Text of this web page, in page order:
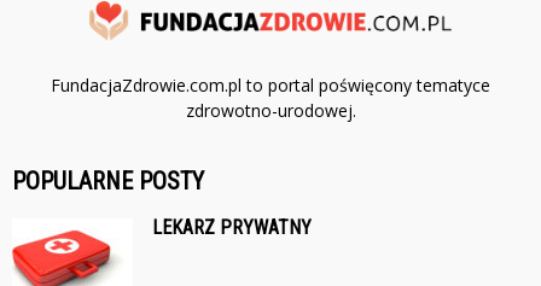
FundacjaZdrowie.com.pl to portal poświęcony tematyce
zdrowotno-urodowej.
POPULARNE POSTY
LEKARZ PRYWATNY